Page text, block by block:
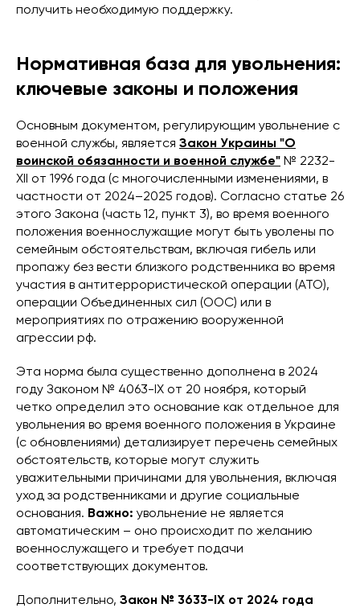
получить необходимую поддержку.
Нормативная база для увольнения:
ключевые законы и положения
Основным документом, регулирующим увольнение с
военной службы, является Закон Украины "О
воинской обязанности и военной службе" № 2232-
XII от 1996 года (с многочисленными изменениями, в
частности от 2024–2025 годов). Согласно статье 26
этого Закона (часть 12, пункт 3), во время военного
положения военнослужащие могут быть уволены по
семейным обстоятельствам, включая гибель или
пропажу без вести близкого родственника во время
участия в антитеррористической операции (АТО),
операции Объединенных сил (ООС) или в
мероприятиях по отражению вооруженной
агрессии рф.
Эта норма была существенно дополнена в 2024
году Законом № 4063-IX от 20 ноября, который
четко определил это основание как отдельное для
увольнения во время военного положения в Украине
(с обновлениями) детализирует перечень семейных
обстоятельств, которые могут служить
уважительными причинами для увольнения, включая
уход за родственниками и другие социальные
основания. Важно: увольнение не является
автоматическим – оно происходит по желанию
военнослужащего и требует подачи
соответствующих документов.
Дополнительно, Закон № 3633-IX от 2024 года